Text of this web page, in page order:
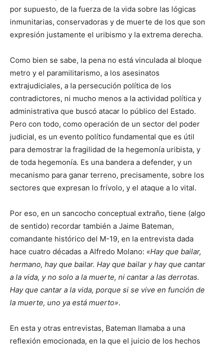
por supuesto, de la fuerza de la vida sobre las lógicas
inmunitarias, conservadoras y de muerte de los que son
expresión justamente el uribismo y la extrema derecha.
Como bien se sabe, la pena no está vinculada al bloque
metro y el paramilitarismo, a los asesinatos
extrajudiciales, a la persecución política de los
contradictores, ni mucho menos a la actividad política y
administrativa que buscó atacar lo público del Estado.
Pero con todo, como operación de un sector del poder
judicial, es un evento político fundamental que es útil
para demostrar la fragilidad de la hegemonía uribista, y
de toda hegemonía. Es una bandera a defender, y un
mecanismo para ganar terreno, precisamente, sobre los
sectores que expresan lo frívolo, y el ataque a lo vital.
Por eso, en un sancocho conceptual extraño, tiene (algo
de sentido) recordar también a Jaime Bateman,
comandante histórico del M-19, en la entrevista dada
hace cuatro décadas a Alfredo Molano: «Hay que bailar,
hermano, hay que bailar. Hay que bailar y hay que cantar
a la vida, y no solo a la muerte, ni cantar a las derrotas.
Hay que cantar a la vida, porque si se vive en función de
la muerte, uno ya está muerto».
En esta y otras entrevistas, Bateman llamaba a una
reflexión emocionada, en la que el juicio de los hechos